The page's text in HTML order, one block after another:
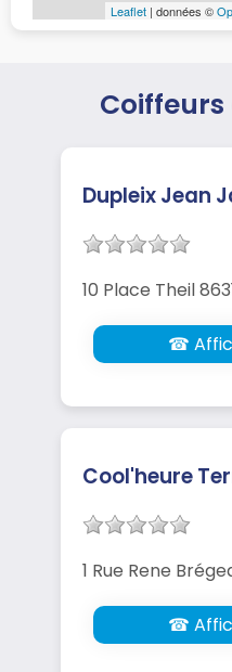
Leaflet | données ©
Dupleix Jean
10 Place Theil
☎
Cool'heure
1 Rue Rene
☎